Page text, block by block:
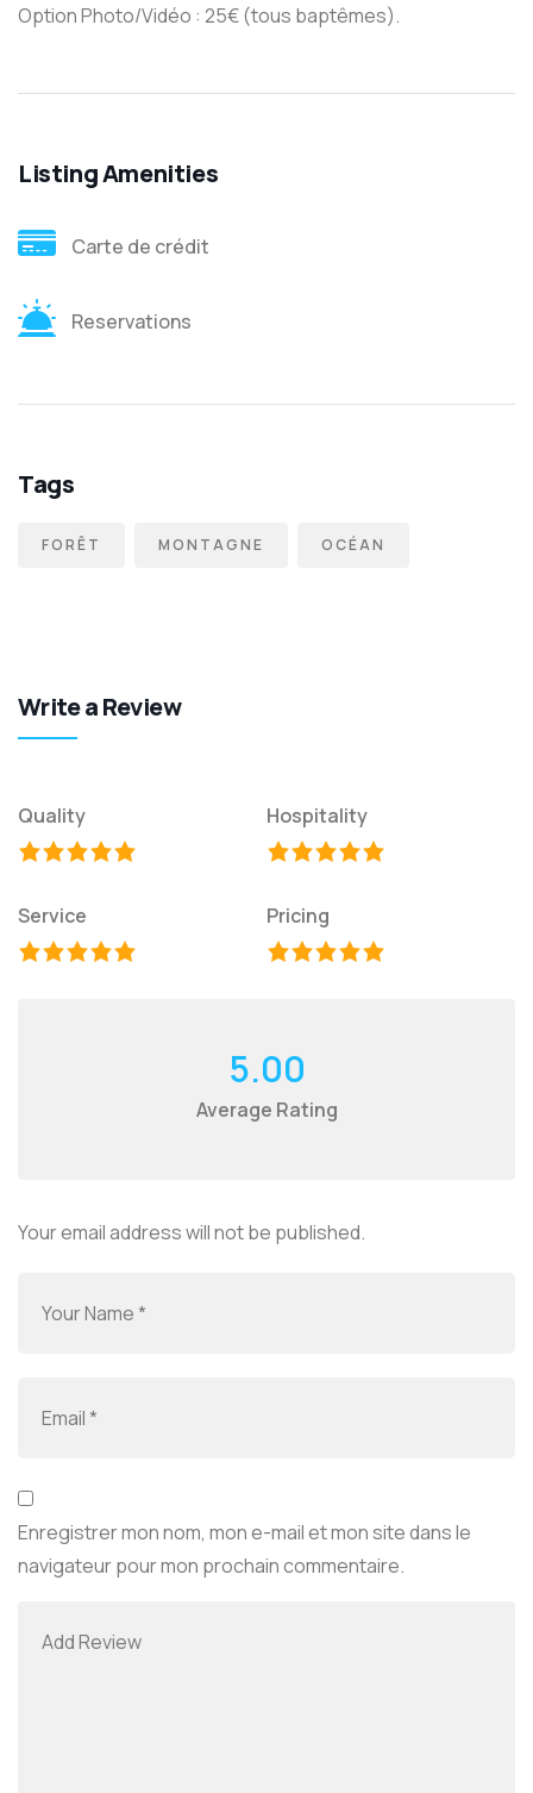
Option Photo/Vidéo : 25€ (tous baptêmes).
Listing Amenities
Carte de crédit
Reservations
Tags
FORÊT MONTAGNE OCÉAN
Write a Review
Quality Hospitality
Service Pricing
5.00
Average Rating
Your email address will not be published.
Enregistrer mon nom, mon e-mail et mon site dans le
navigateur pour mon prochain commentaire.